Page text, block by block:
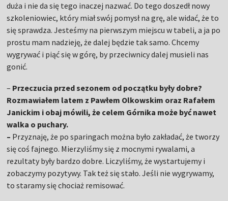
duża i nie da się tego inaczej nazwać. Do tego doszedł nowy
szkoleniowiec, który miał swój pomysł na grę, ale widać, że to
się sprawdza. Jesteśmy na pierwszym miejscu w tabeli, a ja po
prostu mam nadzieję, że dalej będzie tak samo. Chcemy
wygrywać i piąć się w górę, by przeciwnicy dalej musieli nas
gonić.
– Przeczucia przed sezonem od początku były dobre?
Rozmawiałem latem z Pawłem Olkowskim oraz Rafałem
Janickim i obaj mówili, że celem Górnika może być nawet
walka o puchary.
– Przyznaję, że po sparingach można było zakładać, że tworzy
się coś fajnego. Mierzyliśmy się z mocnymi rywalami, a
rezultaty były bardzo dobre. Liczyliśmy, że wystartujemy i
zobaczymy pozytywy. Tak też się stało. Jeśli nie wygrywamy,
to staramy się chociaż remisować.